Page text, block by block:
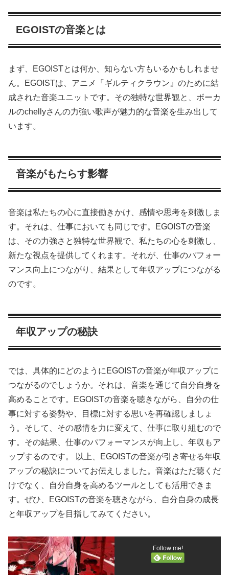
EGOISTの音楽とは
まず、EGOISTとは何か、知らない方もいるかもしれませ
ん。EGOISTは、アニメ『ギルティクラウン』のために結
成された音楽ユニットです。その独特な世界観と、ボーカ
ルのchellyさんの力強い歌声が魅力的な音楽を生み出して
います。
音楽がもたらす影響
音楽は私たちの心に直接働きかけ、感情や思考を刺激しま
す。それは、仕事においても同じです。EGOISTの音楽
は、その力強さと独特な世界観で、私たちの心を刺激し、
新たな視点を提供してくれます。それが、仕事のパフォー
マンス向上につながり、結果として年収アップにつながる
のです。
年収アップの秘訣
では、具体的にどのようにEGOISTの音楽が年収アップに
つながるのでしょうか。それは、音楽を通じて自分自身を
高めることです。EGOISTの音楽を聴きながら、自分の仕
事に対する姿勢や、目標に対する思いを再確認しましょ
う。そして、その感情を力に変えて、仕事に取り組むので
す。その結果、仕事のパフォーマンスが向上し、年収もア
ップするのです。 以上、EGOISTの音楽が引き寄せる年収
アップの秘訣についてお伝えしました。音楽はただ聴くだ
けでなく、自分自身を高めるツールとしても活用できま
す。ぜひ、EGOISTの音楽を聴きながら、自分自身の成長
と年収アップを目指してみてください。
Follow me!